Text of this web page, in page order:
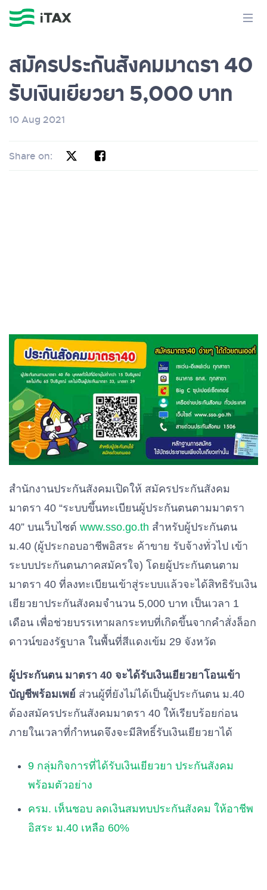
สมัครประกันสังคมมาตรา 40
รับเงินเยียวยา 5,000 บาท
10 Aug 2021
Share on:
สำนักงานประกันสังคมเปิดให้ สมัครประกันสังคม
มาตรา 40 “ระบบขึ้นทะเบียนผู้ประกันตนตามมาตรา
40” บนเว็บไซต์ www.sso.go.th สำหรับผู้ประกันตน
ม.40 (ผู้ประกอบอาชีพอิสระ ค้าขาย รับจ้างทั่วไป เข้า
ระบบประกันตนภาคสมัครใจ) โดยผู้ประกันตนตาม
มาตรา 40 ที่ลงทะเบียนเข้าสู่ระบบแล้วจะได้สิทธิรับเงิน
เยียวยาประกันสังคมจำนวน 5,000 บาท เป็นเวลา 1
เดือน เพื่อช่วยบรรเทาผลกระทบที่เกิดขึ้นจากคำสั่งล็อก
ดาวน์ของรัฐบาล ในพื้นที่สีแดงเข้ม 29 จังหวัด
ผู้ประกันตน มาตรา 40 จะได้รับเงินเยียวยาโอนเข้า
บัญชีพร้อมเพย์ ส่วนผู้ที่ยังไม่ได้เป็นผู้ประกันตน ม.40
ต้องสมัครประกันสังคมมาตรา 40 ให้เรียบร้อยก่อน
ภายในเวลาที่กำหนดจึงจะมีสิทธิ์รับเงินเยียวยาได้
9 กลุ่มกิจการที่ได้รับเงินเยียวยา ประกันสังคม
พร้อมตัวอย่าง
ครม. เห็นชอบ ลดเงินสมทบประกันสังคม ให้อาชีพ
อิสระ ม.40 เหลือ 60%